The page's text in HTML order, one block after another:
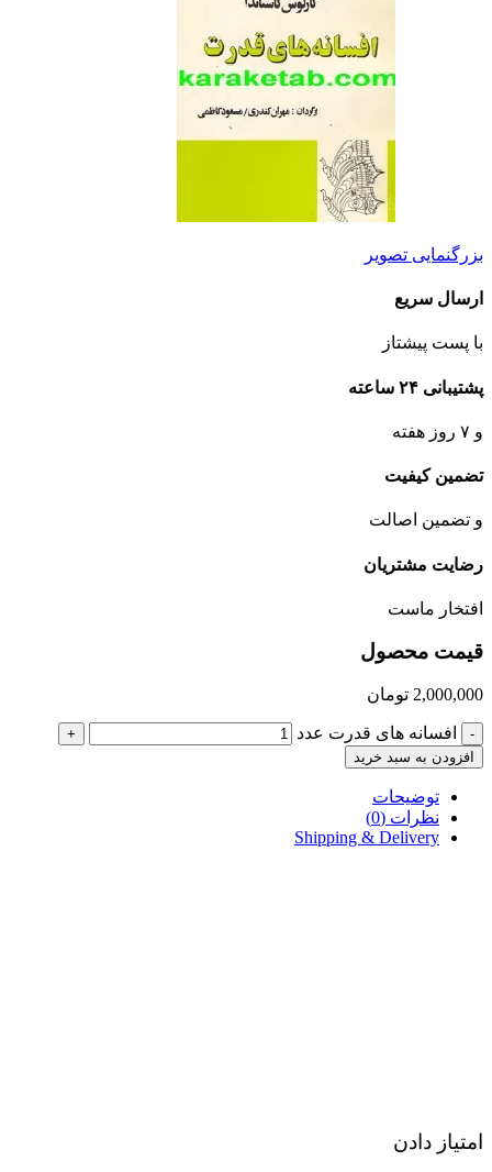
بزرگنمایی تصویر
ارسال سریع
با پست پیشتاز
پشتیبانی ۲۴ ساعته
و ۷ روز هفته
تضمین کیفیت
و تضمین اصالت
رضایت مشتریان
افتخار ماست
قیمت محصول
2,000,000 تومان
- افسانه های قدرت عدد
+
افزودن به سبد خرید
توضیحات
نظرات (0)
Shipping & Delivery
امتیاز دادن